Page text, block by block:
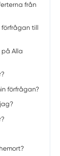
från
förfrågan till
Alla
förfrågan?